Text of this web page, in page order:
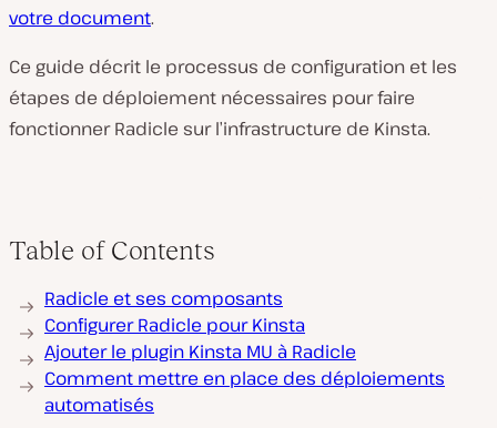
votre document.
Ce guide décrit le processus de configuration et les
étapes de déploiement nécessaires pour faire
fonctionner Radicle sur l’infrastructure de Kinsta.
Table of Contents
Radicle et ses composants
Configurer Radicle pour Kinsta
Ajouter le plugin Kinsta MU à Radicle
Comment mettre en place des déploiements
automatisés